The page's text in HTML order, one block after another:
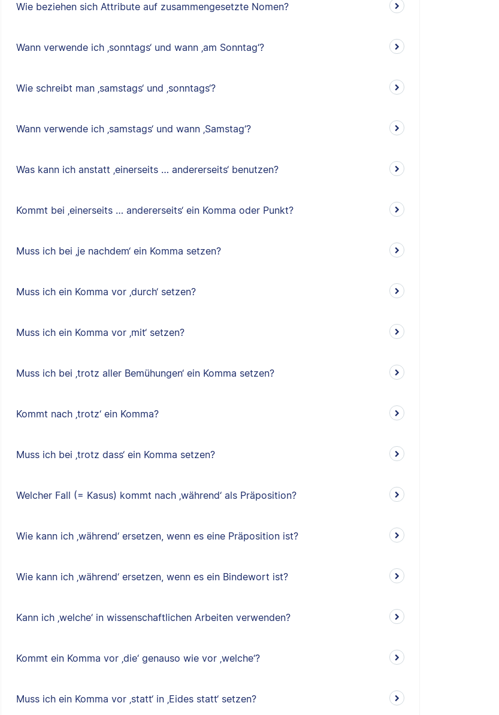
Wie beziehen sich Attribute auf zusammengesetzte Nomen?
Wann verwende ich ‚sonntags‘ und wann ‚am Sonntag‘?
Wie schreibt man ‚samstags‘ und ‚sonntags‘?
Wann verwende ich ‚samstags‘ und wann ‚Samstag‘?
Was kann ich anstatt ‚einerseits … andererseits‘ benutzen?
Kommt bei ‚einerseits … andererseits‘ ein Komma oder Punkt?
Muss ich bei ‚je nachdem‘ ein Komma setzen?
Muss ich ein Komma vor ‚durch‘ setzen?
Muss ich ein Komma vor ‚mit‘ setzen?
Muss ich bei ‚trotz aller Bemühungen‘ ein Komma setzen?
Kommt nach ‚trotz‘ ein Komma?
Muss ich bei ‚trotz dass‘ ein Komma setzen?
Welcher Fall (= Kasus) kommt nach ‚während‘ als Präposition?
Wie kann ich ‚während‘ ersetzen, wenn es eine Präposition ist?
Wie kann ich ‚während‘ ersetzen, wenn es ein Bindewort ist?
Kann ich ‚welche‘ in wissenschaftlichen Arbeiten verwenden?
Kommt ein Komma vor ‚die‘ genauso wie vor ‚welche‘?
Muss ich ein Komma vor ‚statt‘ in ‚Eides statt‘ setzen?